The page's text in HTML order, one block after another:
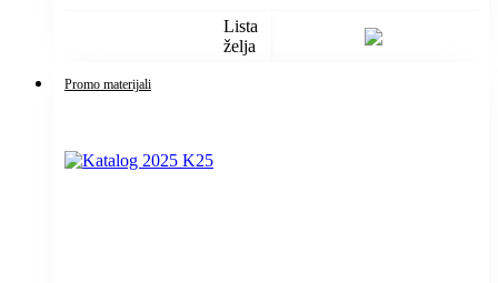
Lista
želja
Promo materijali